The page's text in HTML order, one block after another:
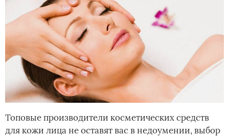
Топовые производители косметических средств
для кожи лица не оставят вас в недоумении, выбор